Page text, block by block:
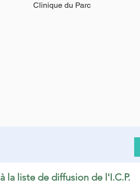
Clinique du Parc
la liste de diffusion de l'I.C.P.